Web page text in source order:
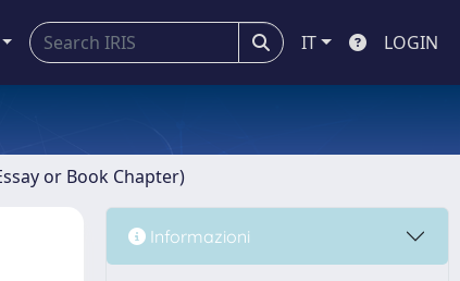
IT LOGIN
or Book Chapter)
Informazioni